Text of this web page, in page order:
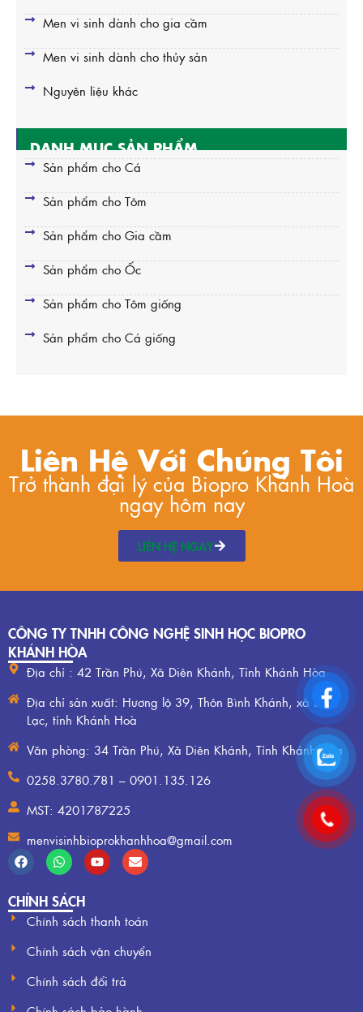
Men vi sinh dành cho gia cầm
Men vi sinh dành cho thủy sản
Nguyên liệu khác
DANH MỤC SẢN PHẨM
Sản phẩm cho Cá
Sản phẩm cho Tôm
Sản phẩm cho Gia cầm
Sản phẩm cho Ốc
Sản phẩm cho Tôm giống
Sản phẩm cho Cá giống
Liên Hệ Với Chúng Tôi
Trở thành đại lý của Biopro Khánh Hoà
ngay hôm nay
LIÊN HỆ NGAY
CÔNG TY TNHH CÔNG NGHỆ SINH HỌC BIOPRO
KHÁNH HÒA
Địa chỉ : 42 Trần Phú, Xã Diên Khánh, Tỉnh Khánh Hòa
Địa chỉ sản xuất: Hương lộ 39, Thôn Bình Khánh, xã Diên
Lạc, tỉnh Khánh Hoà
Văn phòng: 34 Trần Phú, Xã Diên Khánh, Tỉnh Khánh Hòa
0258.3780.781 – 0901.135.126
MST: 4201787225
menvisinhbioprokhanhhoa@gmail.com
CHÍNH SÁCH
Chính sách thanh toán
Chính sách vận chuyển
Chính sách đổi trả